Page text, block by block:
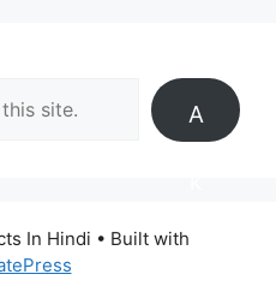
A
s
In Hindi • Built with